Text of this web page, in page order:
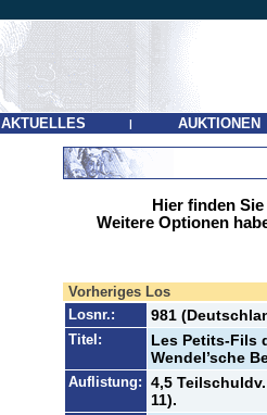
AKTUELLES | AUKTIONEN
Hier finden
Weitere Optionen
Vorheriges Los
Losnr.:
981
Titel:
Les Petits-Fils
Wendel’sche
Auflistung: 4,5
11).